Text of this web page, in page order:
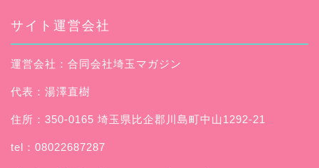
サイト運営会社
運営会社：合同会社埼玉マガジン
代表：湯澤直樹
住所：350-0165 埼玉県比企郡川島町中山1292-21
tel：08022687287